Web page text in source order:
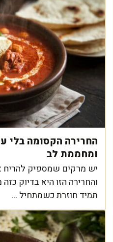
החרירה הקסומה בלי
ומחממת לב
יש מרקים שמספיק להריח
והחרירה הזו היא בדיוק
תמיד חוזרת כשמתחיל ...